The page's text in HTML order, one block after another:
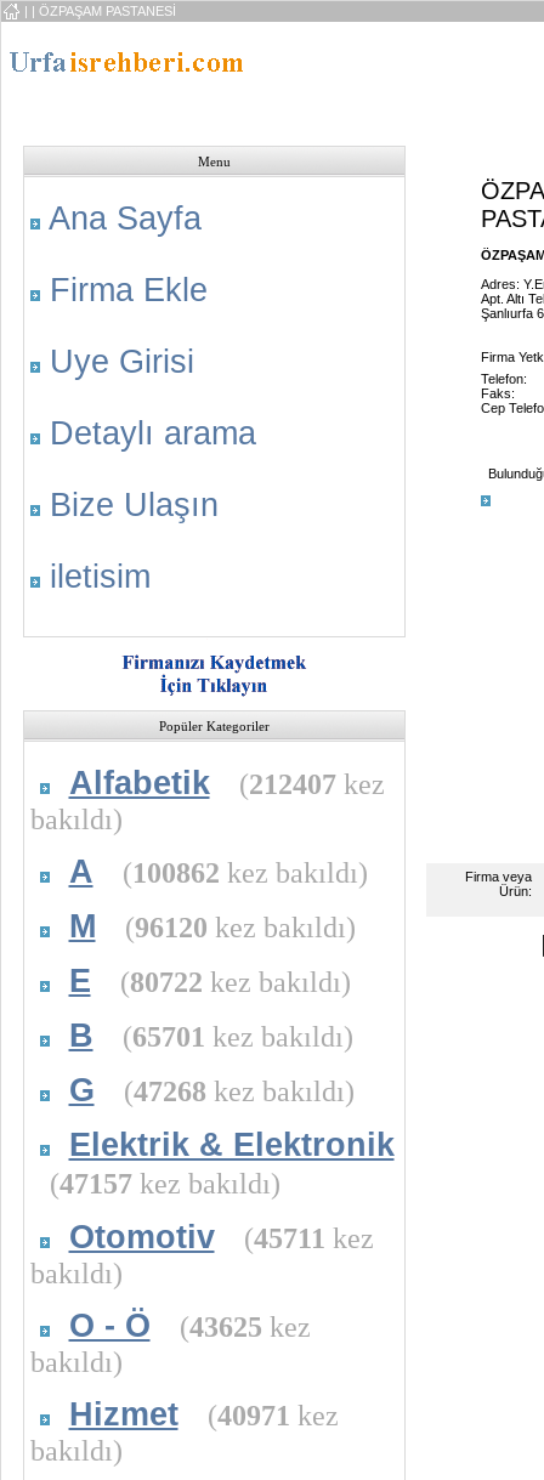
| | ÖZPAŞAM PASTANESİ
Menu
Ana Sayfa
Firma Ekle
Uye Girisi
Detaylı arama
Bize Ulaşın
iletisim
Popüler Kategoriler
Alfabetik (212407kez
bakıldı)
A (100862 kez bakıldı)
M (96120 kez bakıldı)
E (80722 kez bakıldı)
B (65701 kez bakıldı)
G (47268 kez bakıldı)
Elektrik & Elektronik
(47157kez bakıldı)
Otomotiv (45711 kez
bakıldı)
O - Ö (43625 kez
bakıldı)
Hizmet (40971 kez
bakıldı)
Adres:
Apt. Altı
Şanlıurfa
Firma
Telefon:
Faks:
Cep
Firma veya
Ürün: